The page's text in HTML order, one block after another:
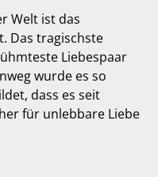
Welt ist das
Das tragischste
Liebespaar
wurde es so
dass es seit
für unlebbare Liebe